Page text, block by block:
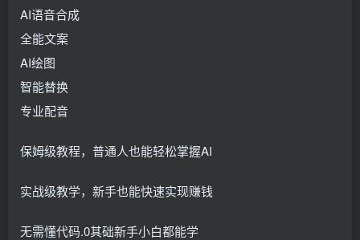
AI语音合成
全能文案
AI绘图
智能替换
专业配音
保姆级教程，普通人也能轻松掌握AI
实战级教学，新手也能快速实现赚钱
无需懂代码.0其础新手小白都能学